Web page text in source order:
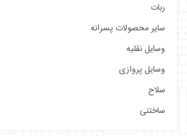
ربات
سایر محصولات پسرانه
وسایل نقلیه
وسایل پروازی
سلاح
ساختنی